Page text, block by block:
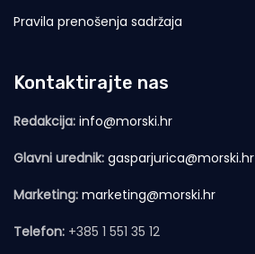
Pravila prenošenja sadržaja
Kontaktirajte nas
Redakcija: info@morski.hr
Glavni urednik: gasparjurica@morski.hr
Marketing: marketing@morski.hr
Telefon: +385 1 551 35 12